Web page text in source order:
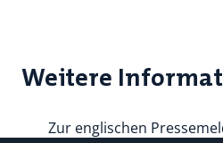
Weitere
Zur englischen